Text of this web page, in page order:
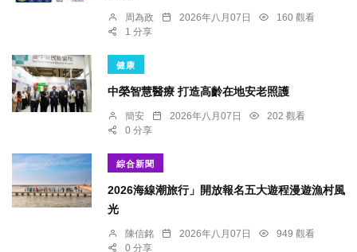
周為政 2026年八月07日
160 觀看
1 分享
健康
中榮智慧醫療 打造高齡在地安老照護
簡安 2026年八月07日
202 觀看
0 分享
綜合新聞
2026海線潮旅行」開放報名五大遊程漫遊漁村風
光
陳信銘 2026年八月07日
949 觀看
0 分享